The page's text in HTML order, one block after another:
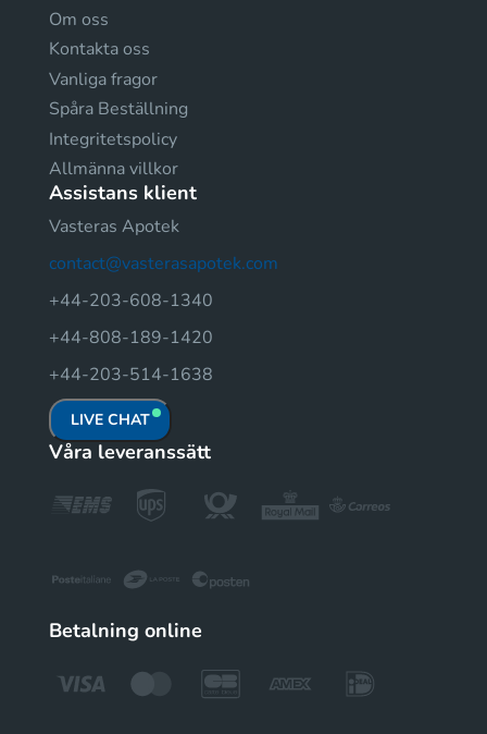
Om oss
Kontakta oss
Vanliga fragor
Spåra Beställning
Integritetspolicy
Allmänna villkor
Assistans klient
Vasteras Apotek
contact@vasterasapotek.com
+44-203-608-1340
+44-808-189-1420
+44-203-514-1638
LIVE CHAT
Våra leveranssätt
Betalning online